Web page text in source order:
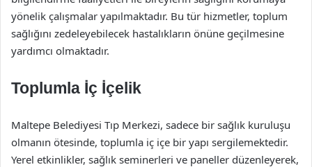
yönelik çalışmalar yapılmaktadır. Bu tür hizmetler, toplum
sağlığını zedeleyebilecek hastalıkların önüne geçilmesine
yardımcı olmaktadır.
Toplumla İç İçelik
Maltepe Belediyesi Tıp Merkezi, sadece bir sağlık kuruluşu
olmanın ötesinde, toplumla iç içe bir yapı sergilemektedir.
Yerel etkinlikler, sağlık seminerleri ve paneller düzenleyerek,